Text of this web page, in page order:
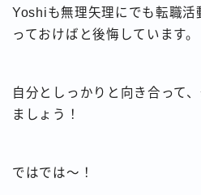
Yoshiも無理矢理にでも転職活
っておけばと後悔しています。
自分としっかりと向き合って
ましょう！
ではでは〜！